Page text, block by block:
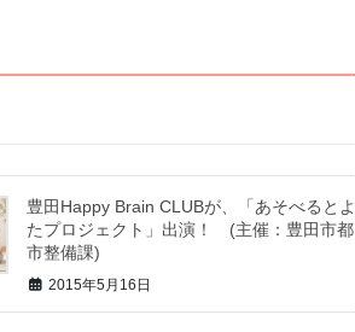
豊田Happy Brain CLUBが、「あそべるとよ
たプロジェクト」出演！ (主催：豊田市都
市整備課)
2015年5月16日